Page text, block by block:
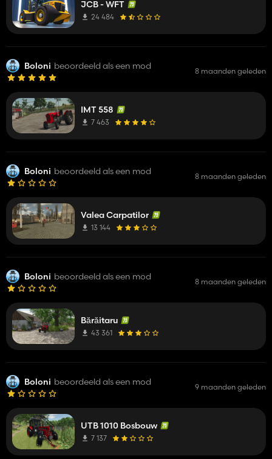
JCB - WFT
24 484
Boloni beoordeeld als een mod 8 maanden geleden
IMT 558
7 463
Boloni beoordeeld als een mod 8 maanden geleden
Valea Carpatilor
13 144
Boloni beoordeeld als een mod 8 maanden geleden
Bărăitaru
43 361
Boloni beoordeeld als een mod 9 maanden geleden
UTB 1010 Bosbouw
7 137